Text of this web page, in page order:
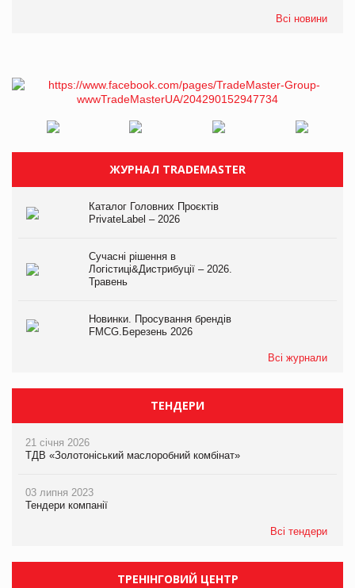
Всі новини
ЖУРНАЛ TRADEMASTER
Каталог Головних Проєктів
PrivateLabel – 2026
Сучасні рішення в
Логістиці&Дистрибуції – 2026.
Травень
Новинки. Просування брендів
FMCG.Березень 2026
Всі журнали
ТЕНДЕРИ
21 січня 2026
ТДВ «Золотоніський маслоробний комбінат»
03 липня 2023
Тендери компанії
Всі тендери
ТРЕНІНГОВИЙ ЦЕНТР